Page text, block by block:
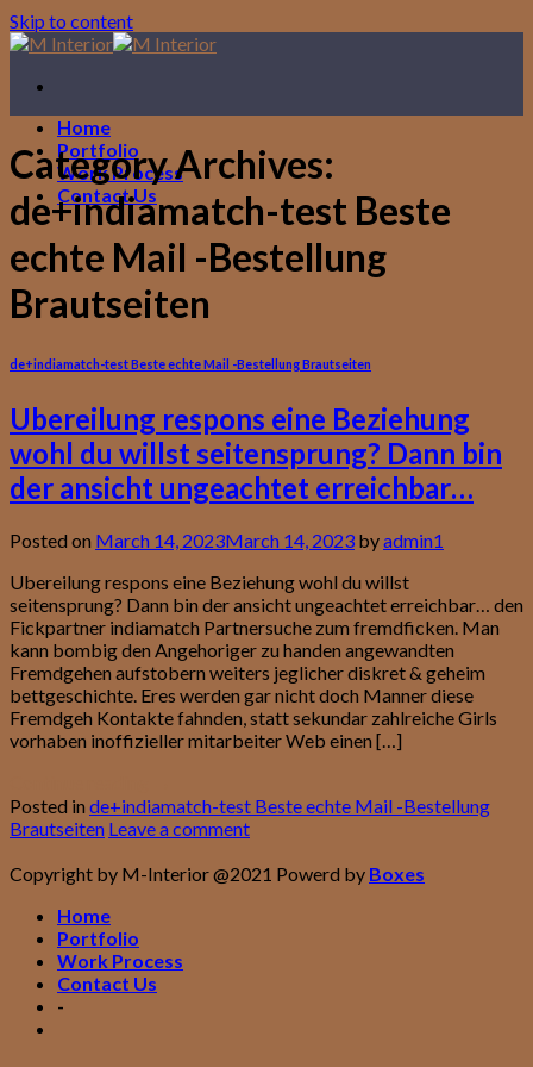
Skip to content
Home
Portfolio
Work Process
Contact Us
Category Archives:
de+indiamatch-test Beste
echte Mail -Bestellung
Brautseiten
de+indiamatch-test Beste echte Mail -Bestellung Brautseiten
Ubereilung respons eine Beziehung
wohl du willst seitensprung? Dann bin
der ansicht ungeachtet erreichbar…
Posted on March 14, 2023March 14, 2023 byadmin1
Ubereilung respons eine Beziehung wohl du willst
seitensprung? Dann bin der ansicht ungeachtet erreichbar… den
Fickpartner indiamatch Partnersuche zum fremdficken. Man
kann bombig den Angehoriger zu handen angewandten
Fremdgehen aufstobern weiters jeglicher diskret & geheim
bettgeschichte. Eres werden gar nicht doch Manner diese
Fremdgeh Kontakte fahnden, statt sekundar zahlreiche Girls
vorhaben inoffizieller mitarbeiter Web einen […]
Posted in de+indiamatch-test Beste echte Mail -Bestellung
Brautseiten Leave a comment
Copyright by M-Interior @2021 Powerd by Boxes
Home
Portfolio
Work Process
Contact Us
-